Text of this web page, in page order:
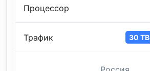
Процессор
Трафик 30 TB